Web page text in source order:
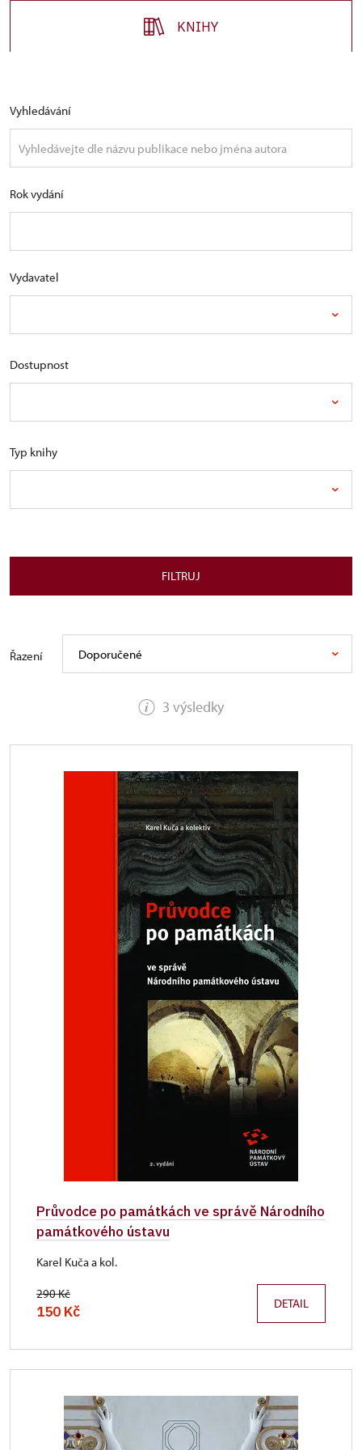
KNIHY
Vyhledávání
Rok vydání
Vydavatel
Dostupnost
Typ knihy
FILTRUJ
3 výsledky
Řazení Doporučené
Průvodce po památkách ve správě Národního
památkového ústavu
Karel Kuča a kol.
290 Kč
150 Kč DETAIL